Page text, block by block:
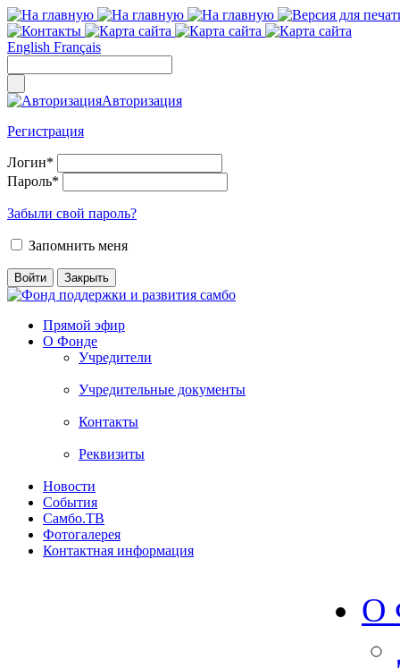
English Français
Авторизация
Регистрация
Логин*
Пароль*
Забыли свой пароль?
Запомнить меня
Прямой эфир
О Фонде
Учредители
Учредительные документы
Контакты
Реквизиты
Новости
События
Самбо.ТВ
Фотогалерея
Контактная информация
О